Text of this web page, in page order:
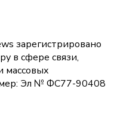
зарегистрировано
в сфере связи,
массовых
Эл № ФС77-90408